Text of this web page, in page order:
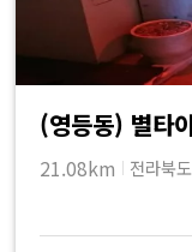
(영등동) 별타
21.08km 전라북